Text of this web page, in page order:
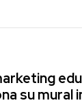
su mural